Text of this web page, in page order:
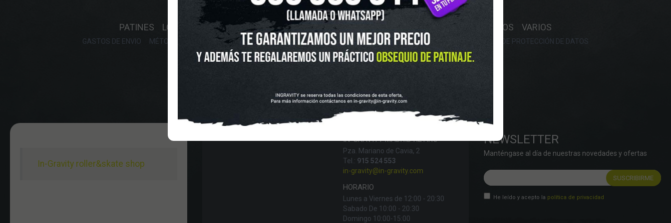
INICIO OUTLET NOVEDADES CLUBS Y ASOCIACIONES SITUACIÓN Y HORARIO
PATINES LONGBOARD SKATEBOARD SCOOTER PROTECCIONES ACCESORIOS RECAMBIOS VARIOS
GASTOS DE ENVIO MÉTODOS DE PAGO, DEVOLUCIONES Y DATOS DE INTERÉS AVISO LEGAL POLÍTICA DE COOKIES POLÍTICA DE PROTECCIÓN DE DATOS
In-Gravity roller&skate shop
IN-GRAVITY MADRID RETIRO
Pza. Mariano de Cavia, 2
Tel.: 915 524 553
in-gravity@in-gravity.com
HORARIO
Lunes a Viernes de 12:00 - 20:30
Sabado De 10:00 - 20:30
Domingo 10:00-15:00
NEWSLETTER
Manténgase al día de nuestras novedades y ofertas
He leído y acepto la política de privacidad